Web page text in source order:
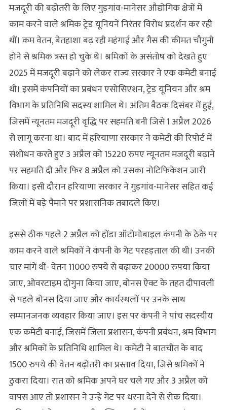
मजदूरी की बढ़ोतरी के लिए गुड़गांव-मानेसर औद्योगिक क्षेत्रों में
काम करने वाले श्रमिक ट्रेड यूनियनें निरंतर विरोध प्रदर्शन कर रही
थीं। कम वेतन, बेतहाशा बढ़ रही महंगाई और गैस की कीमत चौगुनी
होने से श्रमिक त्रस्त हो चुके थे। श्रमिकों के असंतोष को देखते हुए
2025 में मजदूरी बढ़ाने को लेकर राज्य सरकार ने एक कमेटी बनाई
थी। इसमें कंपनियों का प्रबंधन एसोसिएशन, ट्रेड यूनियन और श्रम
विभाग के प्रतिनिधि सदस्य शामिल थे। अंतिम बैठक दिसंबर में हुई,
जिसमें न्यूनतम मजदूरी वृद्धि पर सहमति बनी जिसे 1 अप्रैल 2026
से लागू करना था। बाद में हरियाणा सरकार ने कमेटी की रिपोर्ट में
संशोधन करते हुए 3 अप्रैल को 15220 रुपए न्यूनतम मजदूरी बढ़ाने
पर सहमति दी और फिर 8 अप्रैल को उसका नोटिफिकेशन जारी
किया। इसी दौरान हरियाणा सरकार ने गुड़गांव-मानेसर सहित कई
जिलों में बड़े पैमाने पर प्रशासनिक तबादले किए।
इससे ठीक पहले 2 अप्रैल को होंडा ऑटोमोबाइल कंपनी के ठेके पर
काम करने वाले श्रमिकों ने कंपनी के गेट परहड़ताल की थी। उनकी
चार मांगें थीं- वेतन 11000 रुपये से बढ़ाकर 20000 रुपया किया
जाए, ओवरटाइम दोगुना किया जाए, बोनस ऐक्ट के तहत दीपावली
से पहले बोनस दिया जाए और कार्यस्थलों पर उनके साथ
सम्मानजनक व्यवहार किया जाए। इस पर कंपनी ने पांच सदस्यीय
एक कमेटी बनाई, जिसमें जिला प्रशासन, कंपनी प्रबंधन, श्रम विभाग
और श्रमिकों के प्रतिनिधि शामिल थे। कमेटी ने बातचीत के बाद
1500 रुपये की वेतन बढ़ोतरी का प्रस्ताव दिया, जिसे श्रमिकों ने
ठुकरा दिया। रात को श्रमिक अपने घर चले गए और 3 अप्रैल को
वापस आए तो प्रशासन ने उन्हें गेट पर धरना देने से रोक दिया।